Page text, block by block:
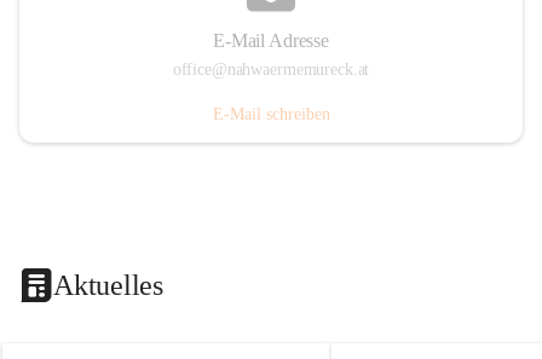
E-Mail Adresse
office@nahwaermemureck.at
E-Mail schreiben
Aktuelles